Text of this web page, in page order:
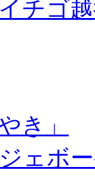
チゴ
き」
ェボ